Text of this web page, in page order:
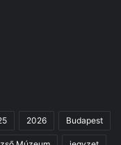
2026 Budapest